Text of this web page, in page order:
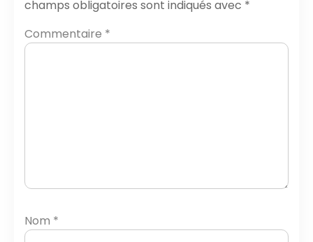
champs obligatoires sont indiqués avec *
Commentaire *
Nom *